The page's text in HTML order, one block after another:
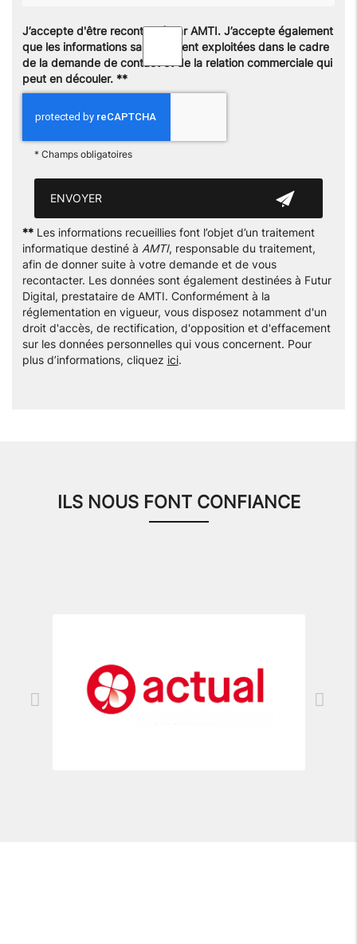
J’accepte d'être recontacté par AMTI. J’accepte également
que les informations saisies soient exploitées dans le cadre
de la demande de contact et de la relation commerciale qui
peut en découler. **
* Champs obligatoires
**Les informations recueillies font l’objet d’un traitement
informatique destiné à AMTI, responsable du traitement,
afin de donner suite à votre demande et de vous
recontacter. Les données sont également destinées à Futur
Digital, prestataire de AMTI. Conformément à la
réglementation en vigueur, vous disposez notamment d'un
droit d'accès, de rectification, d'opposition et d'effacement
sur les données personnelles qui vous concernent. Pour
plus d’informations, cliquez ici.
ILS NOUS FONT CONFIANCE